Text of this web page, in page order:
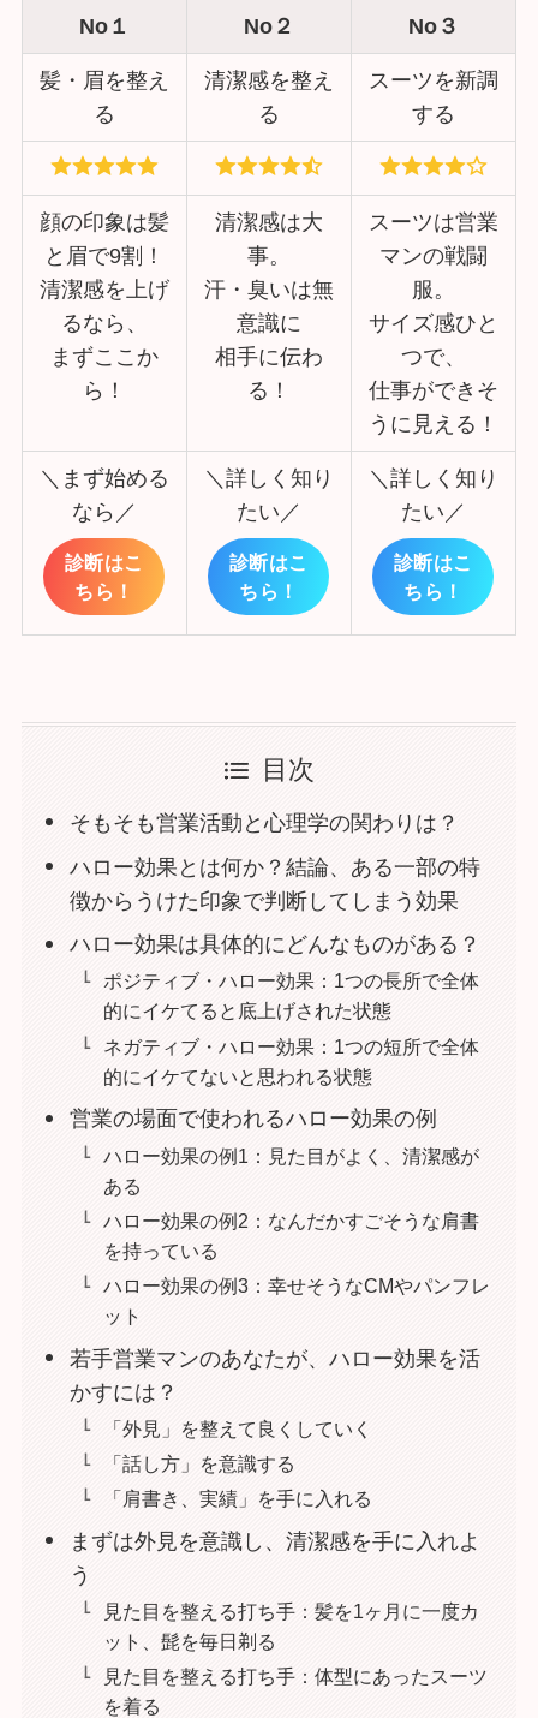
No１ No２ No３
髪・眉を整え
る
清潔感を整え
る
スーツを新調
する
顔の印象は髪
と眉で9割！
清潔感を上げ
るなら、
まずここか
ら！
清潔感は大
事。
汗・臭いは無
意識に
相手に伝わ
る！
スーツは営業
マンの戦闘
服。
サイズ感ひと
つで、
仕事ができそ
うに見える！
＼まず始める
なら／
診断はこ
ちら！
＼詳しく知り
たい／
診断はこ
ちら！
＼詳しく知り
たい／
診断はこ
ちら！
目次
そもそも営業活動と心理学の関わりは？
ハロー効果とは何か？結論、ある一部の特
徴からうけた印象で判断してしまう効果
ハロー効果は具体的にどんなものがある？
ポジティブ・ハロー効果：1つの長所で全体
的にイケてると底上げされた状態
ネガティブ・ハロー効果：1つの短所で全体
的にイケてないと思われる状態
営業の場面で使われるハロー効果の例
ハロー効果の例1：見た目がよく、清潔感が
ある
ハロー効果の例2：なんだかすごそうな肩書
を持っている
ハロー効果の例3：幸せそうなCMやパンフレ
ット
若手営業マンのあなたが、ハロー効果を活
かすには？
「外見」を整えて良くしていく
「話し方」を意識する
「肩書き、実績」を手に入れる
まずは外見を意識し、清潔感を手に入れよ
う
見た目を整える打ち手：髪を1ヶ月に一度カ
ット、髭を毎日剃る
見た目を整える打ち手：体型にあったスーツ
を着る